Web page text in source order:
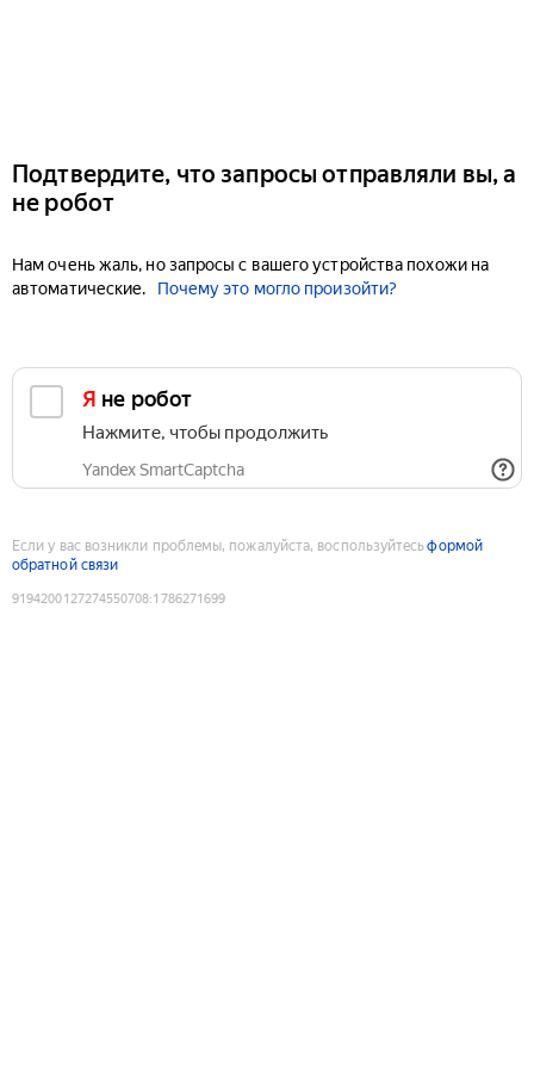
Подтвердите, что запросы отправляли вы, а
не робот
Нам очень жаль, но запросы с вашего устройства похожи на
автоматические.
Почему это могло произойти?
Я не робот
Нажмите, чтобы продолжить
Yandex SmartCaptcha
Если у вас возникли проблемы, пожалуйста, воспользуйтесьформой
обратной связи
9194200127274550708:1786271699